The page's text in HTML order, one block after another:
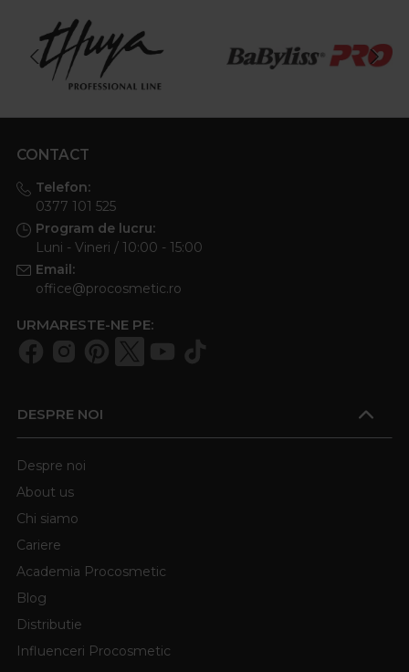
CONTACT
Telefon:
0377 101 525
Program de lucru:
Luni - Vineri / 10:00 - 15:00
Email:
office@procosmetic.ro
URMARESTE-NE PE:
DESPRE NOI
Despre noi
About us
Chi siamo
Cariere
Academia Procosmetic
Blog
Distributie
Influenceri Procosmetic